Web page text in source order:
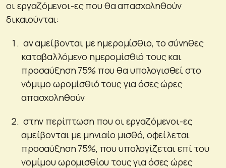
οι εργαζόμενοι-ες που θα απασχοληθούν
δικαιούνται:
αν αμείβονται με ημερομίσθιο, το σύνηθες
καταβαλλόμενο ημερομίσθιό τους και
προσαύξηση 75% που θα υπολογισθεί στο
νόμιμο ωρομίσθιό τους για όσες ώρες
απασχοληθούν
στην περίπτωση που οι εργαζόμενοι-ες
αμείβονται με μηνιαίο μισθό, οφείλεται
προσαύξηση 75%, που υπολογίζεται επί του
νομίμου ωρομισθίου τους για όσες ώρες